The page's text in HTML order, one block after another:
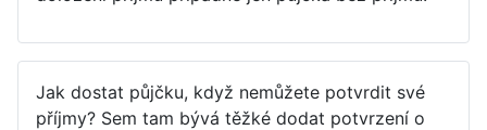
Jak dostat půjčku, když nemůžete potvrdit své
příjmy? Sem tam bývá těžké dodat potvrzení o